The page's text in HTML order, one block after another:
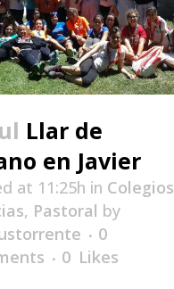
Llar de
en Javier
at 11:25h in Colegios
, Pastoral by
0
0 Likes